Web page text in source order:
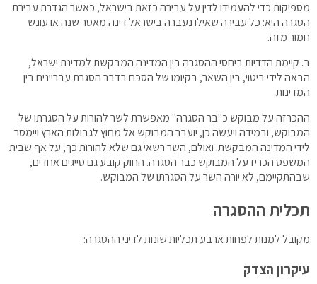
מספיקות כדי להעמידו לדין על עבירה כזאת בישראל, כאשר הגדרת עבירת
הסגרה היא: כל עבירה שאילו נעברה בישראל דינה מאסר שנה או עונש
חמור מזה.
ב. קיימת הדדיות ביחסי ההסגרה בין המדינה המבקשת למדינת ישראל,
הבאה לידי ביטוי, בין השאר, בקיומו של הסכם בדבר הסגרת עבריינים בין
המדינות.
ההכרזה על מבוקש כ"בר הסגרה" מאפשרת לשר להורות על הסגרתו של
המבוקש, ובמידה ויעשה כן, יועבר המבוקש אל מחוץ לגבולות הארץ ויימסר
לידי המדינה המבקשת. ואולם, השר רשאי גם שלא להורות כך, על אף שבית
המשפט הכריז על המבוקש כבר הסגרה. החוק קובע גם סייגים אחדים,
שבהתקיימם, לא יורה השר על הסגרתו של המבוקש.
תכלית ההסגרה
מקובל למנות לפחות ארבע תכליות שונות לדיני ההסגרה:
עיקרון הצדק